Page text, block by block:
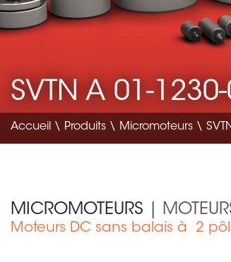
SVTN A 01-
Accueil \ Produits \ Micromoteurs \
MICROMOTEURS |
Moteurs DC sans balais à 2